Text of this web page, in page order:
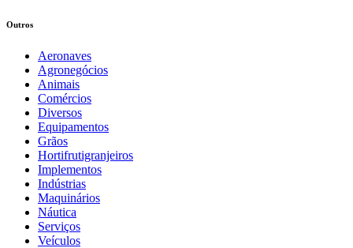
Outros
Aeronaves
Agronegócios
Animais
Comércios
Diversos
Equipamentos
Grãos
Hortifrutigranjeiros
Implementos
Indústrias
Maquinários
Náutica
Serviços
Veículos